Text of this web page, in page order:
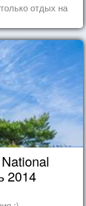
отдых на
2014